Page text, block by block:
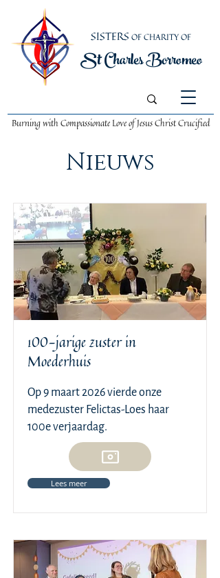
Burning with Compassionate Loveof Jesus Christ Crucified
St Charles Borromeo
SISTERS OF CHARITY OF
Nieuws
100-jarige zuster in
Moederhuis
Op 9 maart 2026 vierde onze
medezuster Felictas-Loes haar
100e verjaardag.
Lees meer